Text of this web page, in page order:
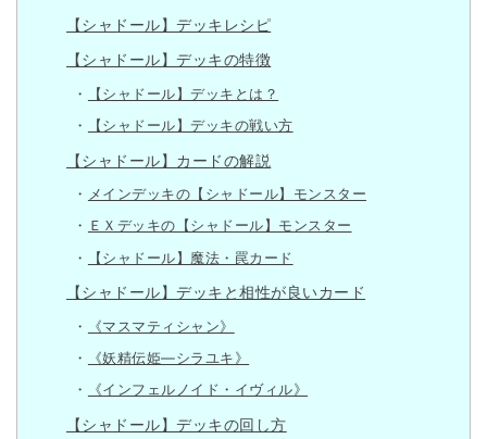
【シャドール】デッキレシピ
【シャドール】デッキの特徴
【シャドール】デッキとは？
【シャドール】デッキの戦い方
【シャドール】カードの解説
メインデッキの【シャドール】モンスター
ＥＸデッキの【シャドール】モンスター
【シャドール】魔法・罠カード
【シャドール】デッキと相性が良いカード
《マスマティシャン》
《妖精伝姫―シラユキ》
《インフェルノイド・イヴィル》
【シャドール】デッキの回し方